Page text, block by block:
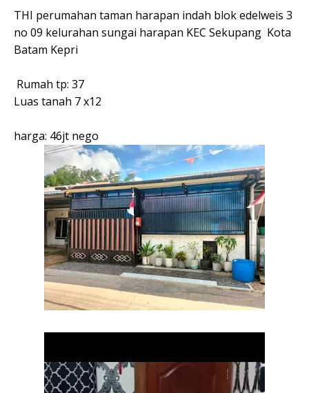
THI perumahan taman harapan indah blok edelweis 3
no 09 kelurahan sungai harapan KEC Sekupang Kota
Batam Kepri
Rumah tp: 37
Luas tanah 7 x12
harga: 46jt nego